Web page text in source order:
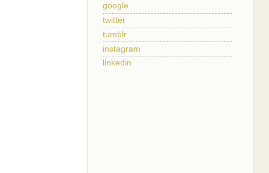
google
twitter
tumblr
instagram
linkedin